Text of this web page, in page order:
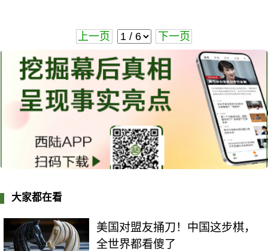
上一页 下一页
大家都在看
美国对盟友捅刀！中国这步棋，
全世界都看傻了